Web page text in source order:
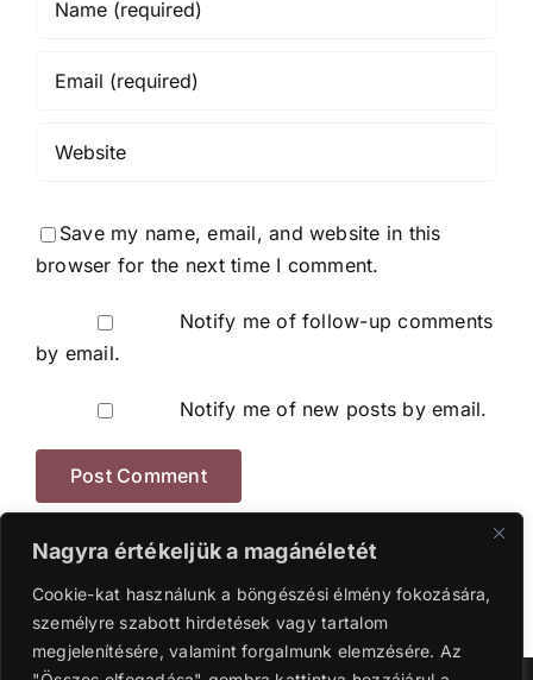
Nagyra értékeljük a magánéletét
Cookie-kat használunk a böngészési élmény fokozására,
személyre szabott hirdetések vagy tartalom
megjelenítésére, valamint forgalmunk elemzésére. Az
Save my name, email, and website in this
browser for the next time I comment.
Notify me of follow-up comments
by email.
Notify me of new posts by email.